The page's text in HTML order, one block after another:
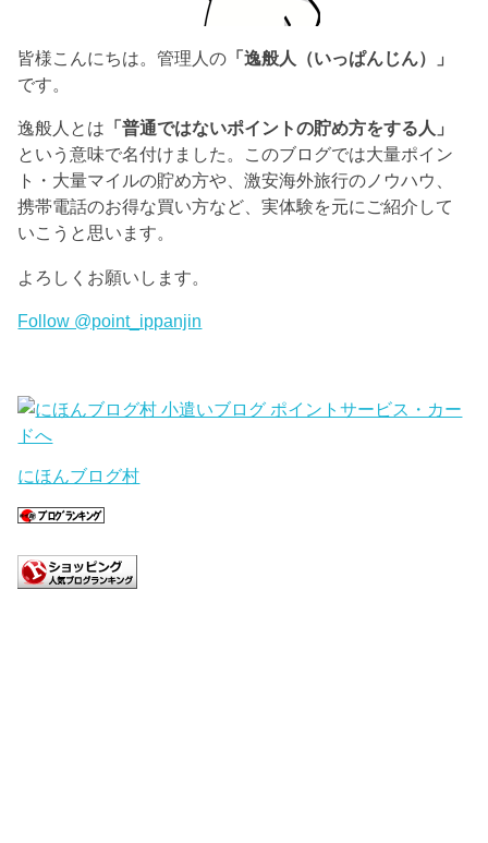
皆様こんにちは。管理人の 「逸般人（いっぱんじん）」
です。
逸般人とは 「普通ではないポイントの貯め方をする人」
という意味で名付けました。このブログでは大量ポイン
ト・大量マイルの貯め方や、激安海外旅行のノウハウ、
携帯電話のお得な買い方など、実体験を元にご紹介して
いこうと思います。
よろしくお願いします。
Follow @point_ippanjin
にほんブログ村